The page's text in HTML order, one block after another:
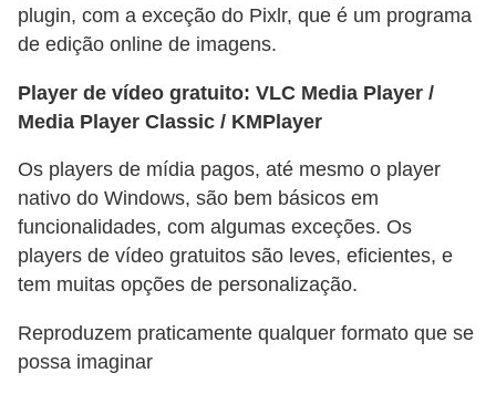
plugin, com a exceção do Pixlr, que é um programa
de edição online de imagens.
Player de vídeo gratuito: VLC Media Player /
Media Player Classic / KMPlayer
Os players de mídia pagos, até mesmo o player
nativo do Windows, são bem básicos em
funcionalidades, com algumas exceções. Os
players de vídeo gratuitos são leves, eficientes, e
tem muitas opções de personalização.
Reproduzem praticamente qualquer formato que se
possa imaginar